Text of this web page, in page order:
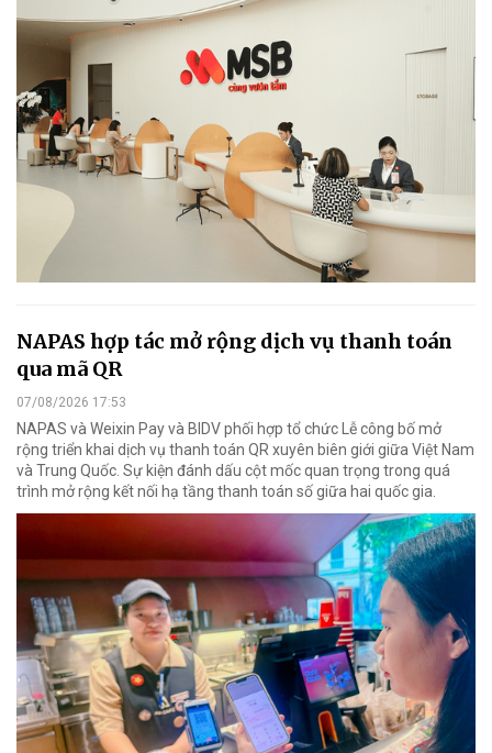
NAPAS hợp tác mở rộng dịch vụ thanh toán
qua mã QR
07/08/2026 17:53
NAPAS và Weixin Pay và BIDV phối hợp tổ chức Lễ công bố mở
rộng triển khai dịch vụ thanh toán QR xuyên biên giới giữa Việt Nam
và Trung Quốc. Sự kiện đánh dấu cột mốc quan trọng trong quá
trình mở rộng kết nối hạ tầng thanh toán số giữa hai quốc gia.